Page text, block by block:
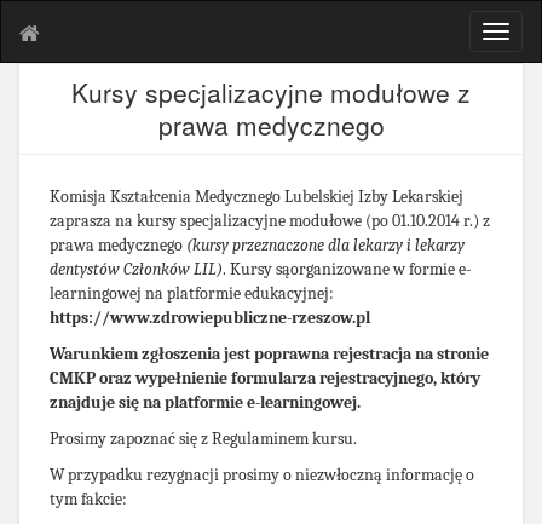
T
o
Kursy specjalizacyjne modułowe z
prawa medycznego
Komisja Kształcenia Medycznego Lubelskiej Izby Lekarskiej
zaprasza na kursy specjalizacyjne modułowe (po 01.10.2014 r.) z
prawa medycznego (kursy przeznaczone dla lekarzy i lekarzy
dentystów Członków LIL). Kursy sąorganizowane w formie e-
learningowej na platformie edukacyjnej:
https://www.zdrowiepubliczne-rzeszow.pl
Warunkiem zgłoszenia jest poprawna rejestracja na stronie
CMKP oraz wypełnienie formularza rejestracyjnego, który
znajduje się na platformie e-learningowej.
Prosimy zapoznać się z Regulaminem kursu.
W przypadku rezygnacji prosimy o niezwłoczną informację o
tym fakcie: